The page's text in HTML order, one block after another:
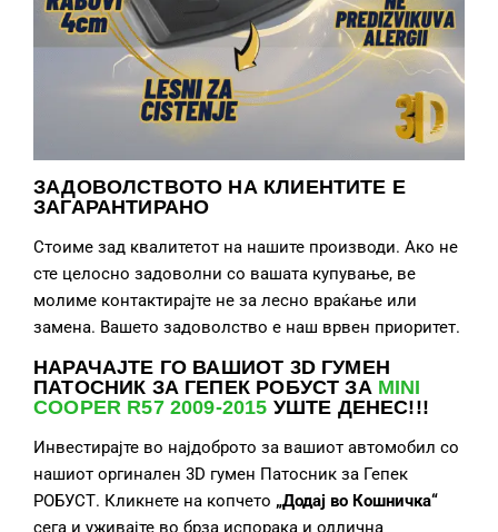
ЗАДОВОЛСТВОТО НА КЛИЕНТИТЕ Е
ЗАГАРАНТИРАНО
Стоиме зад квалитетот на нашите производи. Ако не
сте целосно задоволни со вашата купување, ве
молиме контактирајте не за лесно враќање или
замена. Вашето задоволство е наш врвен приоритет.
НАРАЧАЈТЕ ГО ВАШИОТ 3D ГУМЕН
ПАТОСНИК ЗА ГЕПЕК РОБУСТ ЗА MINI
COOPER R57 2009-2015 УШТЕ ДЕНЕС!!!
Инвестирајте во најдоброто за вашиот автомобил со
нашиот оргинален 3D гумен Патосник за Гепек
РОБУСТ. Кликнете на копчето „Додај во Кошничка“
сега и уживајте во брза испорака и одлична